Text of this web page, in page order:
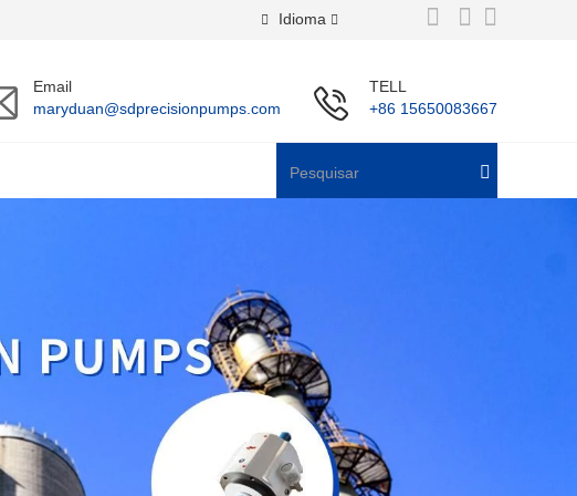
Idioma
Email
maryduan@sdprecisionpumps.com
TELL
+86 15650083667